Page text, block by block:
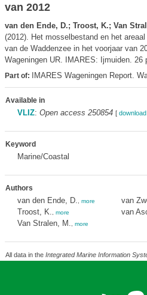
van 2012
van den Ende, D.; Troost, K.; Van
(2012). Het mosselbestand en het
van de Waddenzee in het voorjaar van
Wageningen UR. IMARES: Ijmuiden. 26
Part of: IMARES Wageningen Report.
Available in
VLIZ: Open access 250854 [
Keyword
Marine/Coastal
Authors
van den Ende, D. more
Troost, K. more
Van Stralen, M. more
van
van
All data in the Integrated Marine Information